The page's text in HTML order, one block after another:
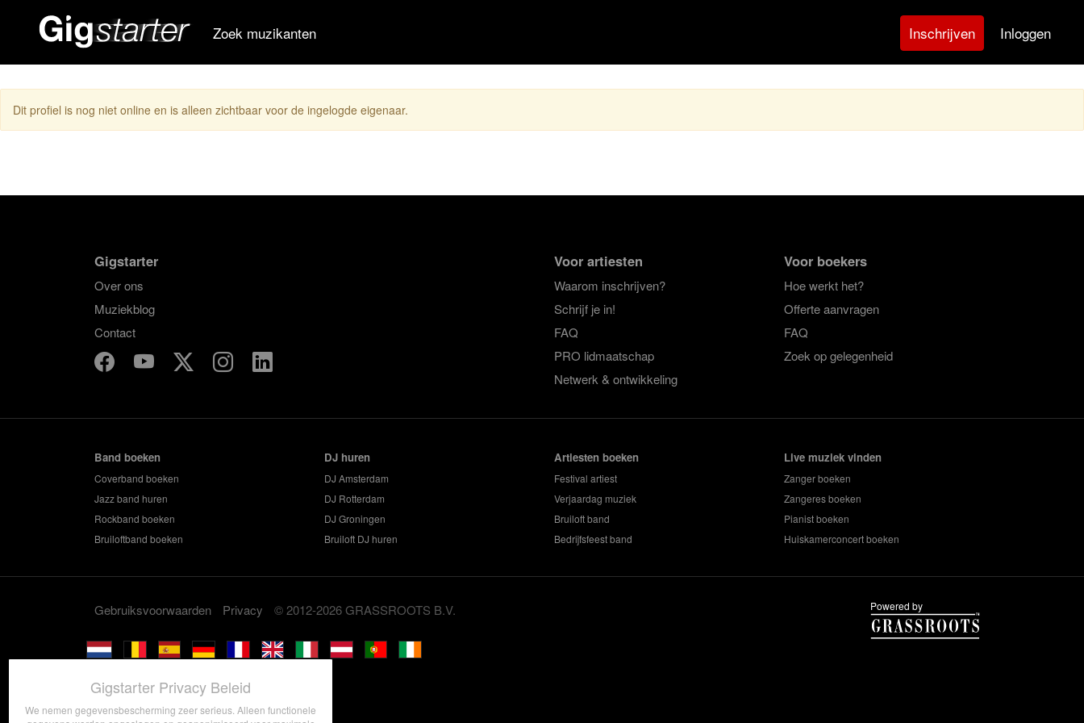
Zoek muzikanten Inschrijven Inloggen
Dit profiel is nog niet online en is alleen zichtbaar voor de ingelogde eigenaar.
Voor artiesten
Waarom inschrijven?
Schrijf je in!
FAQ
PRO lidmaatschap
Netwerk & ontwikkeling
Voor boekers
Hoe werkt het?
Offerte aanvragen
FAQ
Zoek op gelegenheid
Gigstarter
Over ons
Muziekblog
Contact
Band boeken
Coverband boeken
Jazz band huren
Rockband boeken
Bruiloftband boeken
DJ huren
DJ Amsterdam
DJ Rotterdam
DJ Groningen
Bruiloft DJ huren
Artiesten boeken
Festival artiest
Verjaardag muziek
Bruiloft band
Bedrijfsfeest band
Live muziek vinden
Zanger boeken
Zangeres boeken
Pianist boeken
Huiskamerconcert boeken
Gebruiksvoorwaarden Privacy © 2012-2026 GRASSROOTS B.V.
Gigstarter Privacy Beleid
We nemen gegevensbescherming zeer serieus. Alleen functionele